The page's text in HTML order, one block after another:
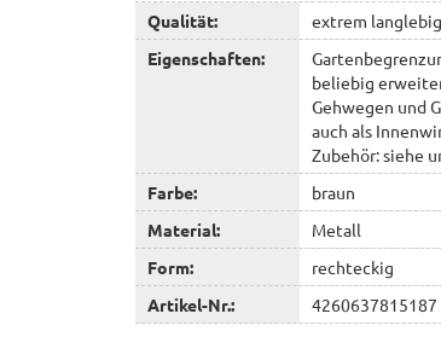
Qualität:
extrem
Eigenschaften:
beliebig
Gehwegen und
auch als
Zubehör: siehe
Farbe:
braun
Material:
Metall
Form:
rechteckig
Artikel-Nr.:
4260637815187